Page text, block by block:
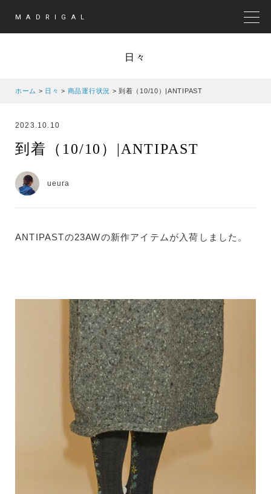
MADRIGAL
日々
ホーム > 日々 > 商品運行状況 >到着（10/10）|ANTIPAST
2023.10.10
到着（10/10）|ANTIPAST
ueura
ANTIPASTの23AWの新作アイテムが入荷しました。